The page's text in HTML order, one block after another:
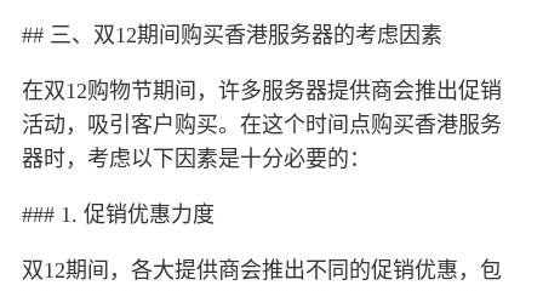
## 三、双12期间购买香港服务器的考虑因素
在双12购物节期间，许多服务器提供商会推出促销
活动，吸引客户购买。在这个时间点购买香港服务
器时，考虑以下因素是十分必要的：
### 1. 促销优惠力度
双12期间，各大提供商会推出不同的促销优惠，包